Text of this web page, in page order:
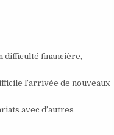
difficulté financière,
l’arrivée de nouveaux
avec d’autres